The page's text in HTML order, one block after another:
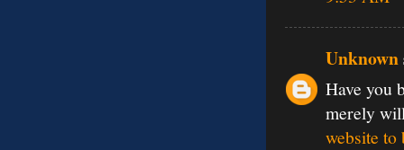
Unknown
Have you
merely
website